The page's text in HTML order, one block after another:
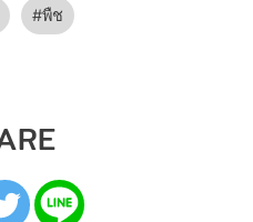
พืช